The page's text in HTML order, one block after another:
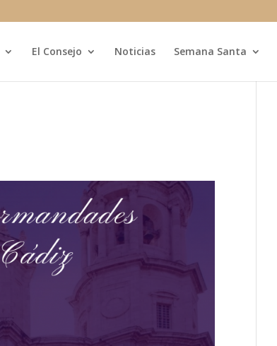
El Consejo Noticias Semana Santa